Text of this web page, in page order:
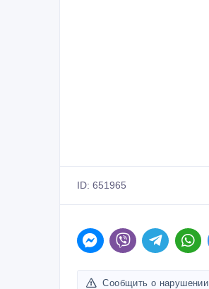
ID: 651965
Сообщить о нарушении